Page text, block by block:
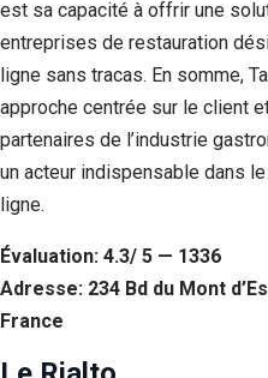
est sa capacité à offrir une
entreprises de restauration
ligne sans tracas. En somme,
approche centrée sur le client
partenaires de l’industrie
un acteur indispensable dans
ligne.
Évaluation: 4.3/ 5 — 1336
Adresse: 234 Bd du Mont
France